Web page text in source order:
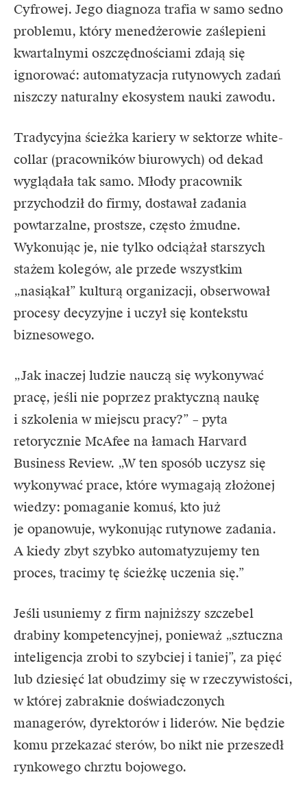
Cyfrowej. Jego diagnoza trafia w samo sedno
problemu, który menedżerowie zaślepieni
kwartalnymi oszczędnościami zdają się
ignorować: automatyzacja rutynowych zadań
niszczy naturalny ekosystem nauki zawodu.
Tradycyjna ścieżka kariery w sektorze white-
collar (pracowników biurowych) od dekad
wyglądała tak samo. Młody pracownik
przychodził do firmy, dostawał zadania
powtarzalne, prostsze, często żmudne.
Wykonując je, nie tylko odciążał starszych
stażem kolegów, ale przede wszystkim
„nasiąkał” kulturą organizacji, obserwował
procesy decyzyjne i uczył się kontekstu
biznesowego.
„Jak inaczej ludzie nauczą się wykonywać
pracę, jeśli nie poprzez praktyczną naukę
i szkolenia w miejscu pracy?” – pyta
retorycznie McAfee na łamach Harvard
Business Review. „W ten sposób uczysz się
wykonywać prace, które wymagają złożonej
wiedzy: pomaganie komuś, kto już
je opanowuje, wykonując rutynowe zadania.
A kiedy zbyt szybko automatyzujemy ten
proces, tracimy tę ścieżkę uczenia się.”
Jeśli usuniemy z firm najniższy szczebel
drabiny kompetencyjnej, ponieważ „sztuczna
inteligencja zrobi to szybciej i taniej”, za pięć
lub dziesięć lat obudzimy się w rzeczywistości,
w której zabraknie doświadczonych
managerów, dyrektorów i liderów. Nie będzie
komu przekazać sterów, bo nikt nie przeszedł
rynkowego chrztu bojowego.